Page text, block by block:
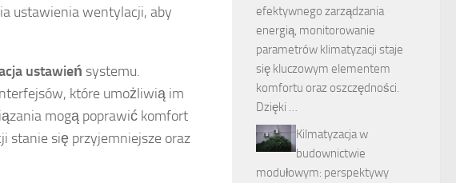
ustawienia wentylacji, aby
ustawień systemu.
które umożliwią im
mogą poprawić komfort
stanie się przyjemniejsze oraz
efektywnego zarządzania
energią, monitorowanie
parametrów klimatyzacji staje
się kluczowym elementem
komfortu oraz oszczędności.
Dzięki …
Kilmatyzacja w
budownictwie
modułowym: perspektywy